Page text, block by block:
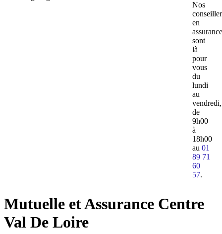
Nos
en
assurance
sont
là
pour
vous
du
lundi
au
vendredi,
de
9h00
à
18h00
au 01
89 71
60
57.
Mutuelle et Assurance Centre
Val De Loire